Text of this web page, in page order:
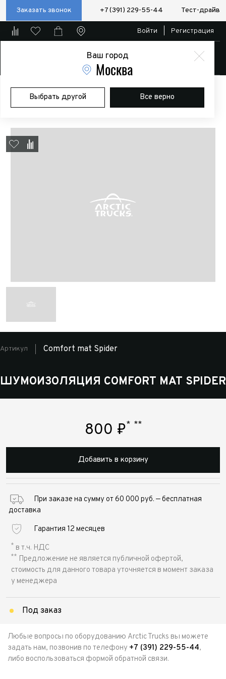
Заказать звонок +7 (391) 229-55-44 Тест-драйв
Ваш город
Москва
Выбрать другой Все верно
Войти Регистрация
Главная Магазин
Дополнительное оборудование
Шумоизоляция
Шумоизоляция Comfort mat Spider
Артикул Comfort mat Spider
ШУМОИЗОЛЯЦИЯ COMFORT MAT SPIDER
800 ₽* **
Добавить в корзину
При заказе на сумму от 60 000 руб. — бесплатная
доставка
Гарантия 12 месяцев
* в т.ч. НДС
** Предложение не является публичной офертой,
стоимость для данного товара уточняется в момент заказа
у менеджера
Под заказ
Любые вопросы по оборудованию Arctic Trucks вы можете
задать нам, позвонив по телефону +7 (391) 229-55-44,
либо воспользоваться формой обратной связи.